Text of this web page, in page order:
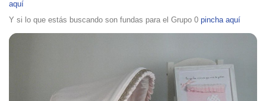
aquí
Y si lo que estás buscando son fundas para el Grupo 0 pincha aquí